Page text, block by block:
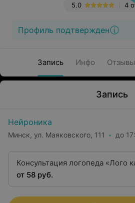
4
5.0
Профиль подтвержден
Запись Инфо Отзывы
Запись
Нейроника
Минск, ул. Маяковского, 111 до
Консультация логопеда «Лого
от 58 руб.